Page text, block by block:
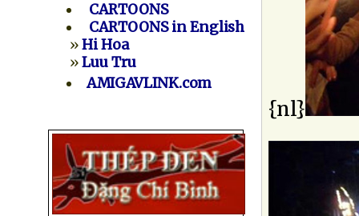
CARTOONS
CARTOONS in English
»Hi Hoa
»Luu Tru
AMIGAVLINK.com
{nl}